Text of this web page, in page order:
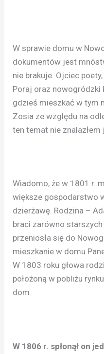
W sprawie domu w
dokumentów jest
nie brakuje. Ojciec
Poraj oraz nowogródzki
gdzieś mieszkać w tym
Zosia ze względu na
ten temat nie
Wiadomo, że w 1801 r.
większe gospodarstwo
dzierżawę. Rodzina –
braci zarówno
przeniosła się do
mieszkanie w domu
W 1803 roku głowa
położoną w pobliżu
dom.
W 1806 r. spłonął on